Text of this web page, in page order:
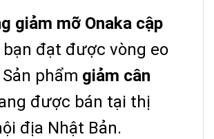
giảm mỡ Onaka cập
bạn đạt được vòng eo
Sản phẩm giảm cân
được bán tại thị
địa Nhật Bản.